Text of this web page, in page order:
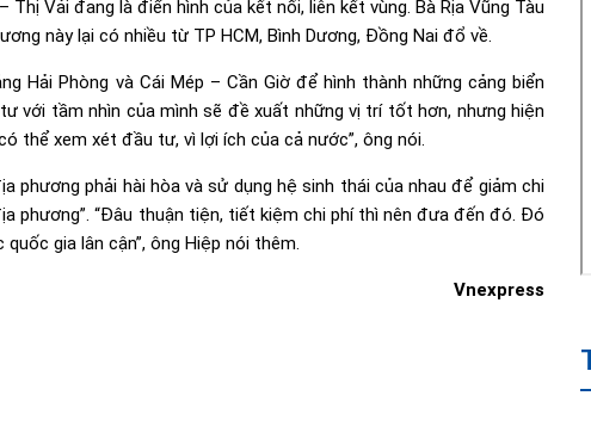
Vải đang là điển hình của kết nối, liên kết vùng. Bà Rịa Vũng Tàu
này lại có nhiều từ TP HCM, Bình Dương, Đồng Nai đổ về.
Hải Phòng và Cái Mép – Cần Giờ để hình thành những cảng biển
với tầm nhìn của mình sẽ đề xuất những vị trí tốt hơn, nhưng hiện
thể xem xét đầu tư, vì lợi ích của cả nước”, ông nói.
phương phải hài hòa và sử dụng hệ sinh thái của nhau để giảm chi
phương”. “Đâu thuận tiện, tiết kiệm chi phí thì nên đưa đến đó. Đó
gia lân cận”, ông Hiệp nói thêm.
Vnexpress